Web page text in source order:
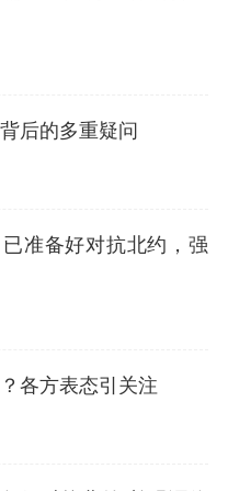
后的多重疑问
准备好对抗北约，强
各方表态引关注